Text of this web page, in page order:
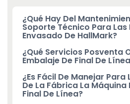
¿Qué Hay Del
Soporte Técnico Para Las
Envasado De HallMark?
¿Qué Servicios Posventa
Embalaje De Final De
¿Es Fácil De Manejar
De La Fábrica La Máquina
Final De Línea?